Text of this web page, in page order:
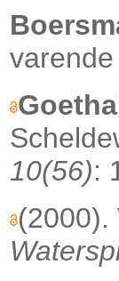
10(56):
(2000).